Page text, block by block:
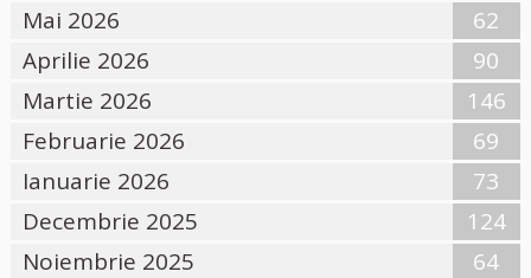
Mai 2026
62
Aprilie 2026
90
Martie 2026
146
Februarie 2026
69
Ianuarie 2026
73
Decembrie 2025
124
Noiembrie 2025
64